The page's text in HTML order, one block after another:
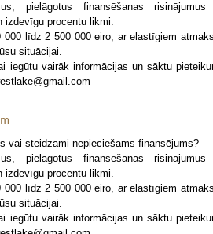
pielāgotus finansēšanas
izdevīgu procentu likmi.
000 līdz 2 500 000 eiro, ar elastīgiem
situācijai.
iegūtu vairāk informācijas un sāktu
vai steidzami nepieciešams finansējums?
pielāgotus finansēšanas
izdevīgu procentu likmi.
000 līdz 2 500 000 eiro, ar elastīgiem
situācijai.
iegūtu vairāk informācijas un sāktu